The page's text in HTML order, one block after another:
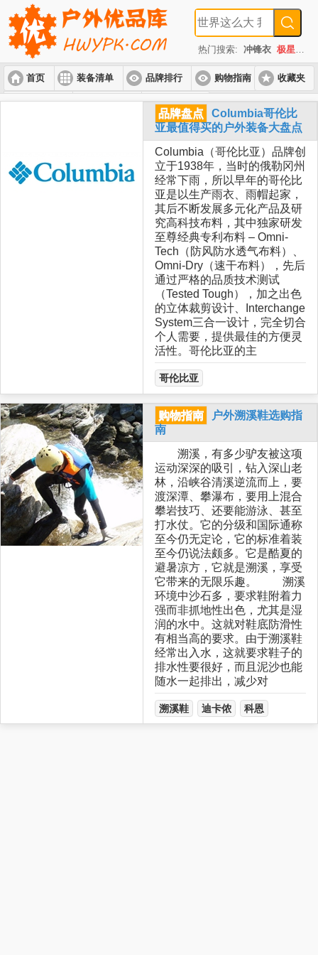
热门搜索: 冲锋衣 极星
首页 装备清单 品牌排行 购物指南
入门套装 进阶套装 高端套装
收藏夹
品牌盘点
Columbia哥伦比
亚最值得买的户外装备大盘点
Columbia（哥伦比亚）品牌创
立于1938年，当时的俄勒冈州
经常下雨，所以早年的哥伦比
亚是以生产雨衣、雨帽起家，
其后不断发展多元化产品及研
究高科技布料，其中独家研发
至尊经典专利布料 – Omni-
Tech（防风防水透气布料）、
Omni-Dry（速干布料），先后
通过严格的品质技术测试
（Tested Tough），加之出色
的立体裁剪设计、Interchange
System三合一设计，完全切合
个人需要，提供最佳的方便灵
活性。哥伦比亚的主
哥伦比亚
购物指南
户外溯溪鞋选购指
南
溯溪，有多少驴友被这项
运动深深的吸引，钻入深山老
林，沿峡谷清溪逆流而上，要
渡深潭、攀瀑布，要用上混合
攀岩技巧、还要能游泳、甚至
打水仗。它的分级和国际通称
至今仍无定论，它的标准着装
至今仍说法颇多。它是酷夏的
避暑凉方，它就是溯溪，享受
它带来的无限乐趣。 溯溪
环境中沙石多，要求鞋附着力
强而非抓地性出色，尤其是湿
润的水中。这就对鞋底防滑性
有相当高的要求。由于溯溪鞋
经常出入水，这就要求鞋子的
排水性要很好，而且泥沙也能
随水一起排出，减少对
溯溪鞋 迪卡侬 科恩